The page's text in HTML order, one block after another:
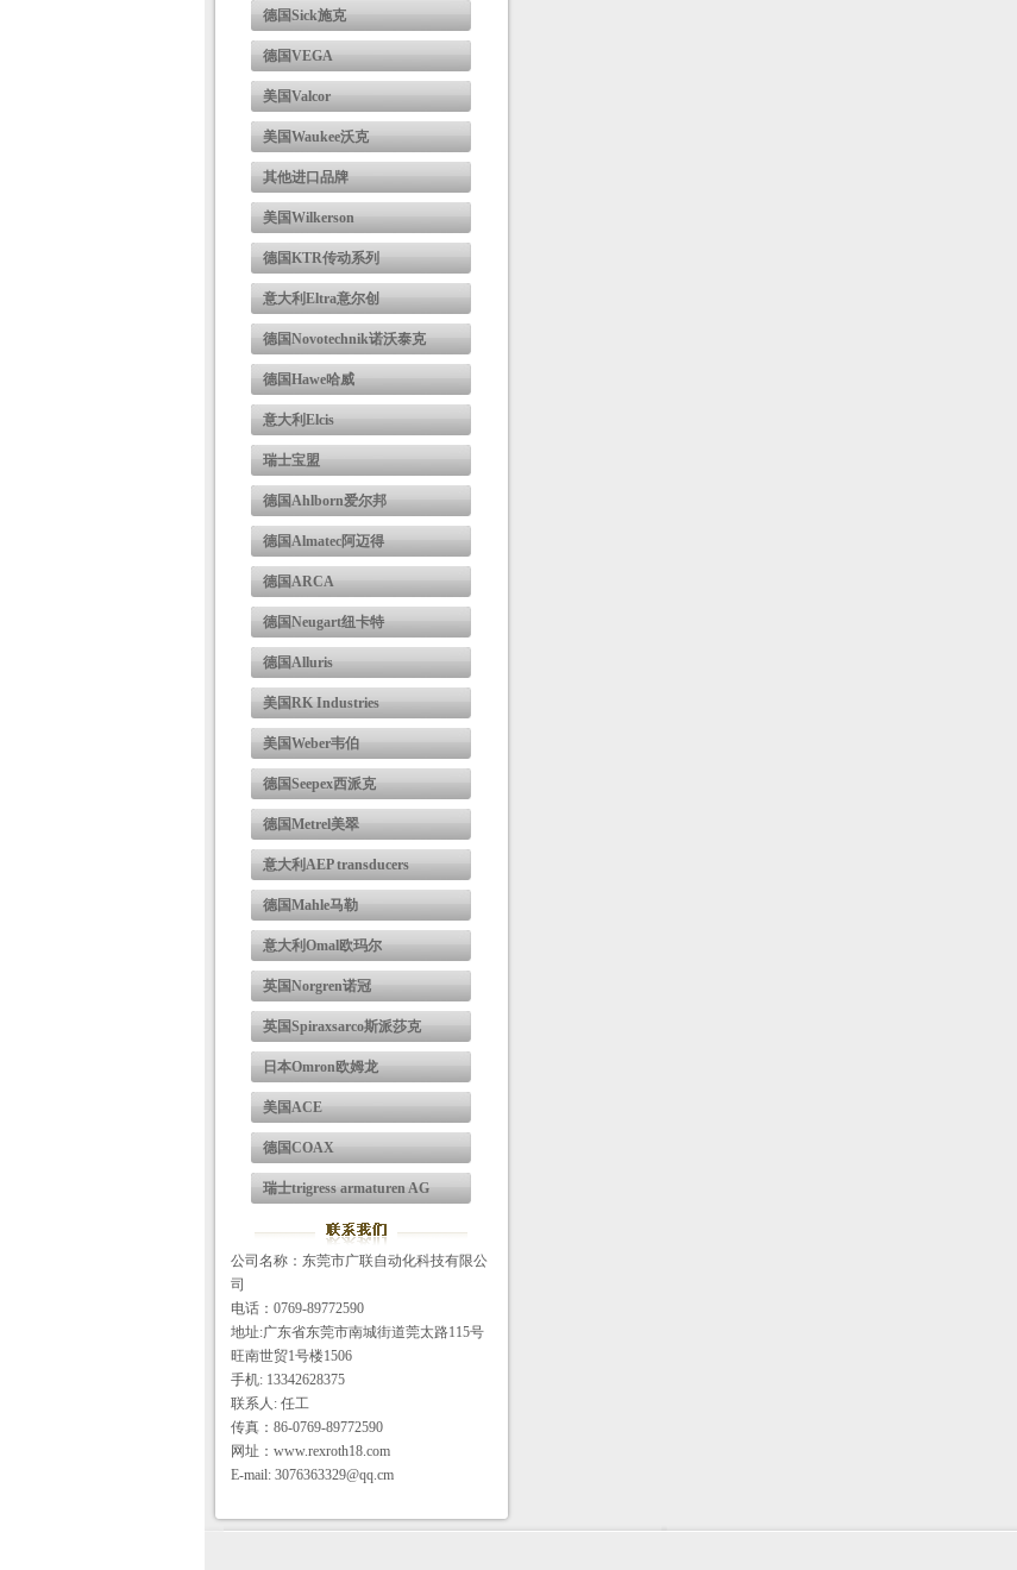
德国Sick施克
德国VEGA
美国Valcor
美国Waukee沃克
其他进口品牌
美国Wilkerson
德国KTR传动系列
意大利Eltra意尔创
德国Novotechnik诺沃泰克
德国Hawe哈威
意大利Elcis
瑞士宝盟
德国Ahlborn爱尔邦
德国Almatec阿迈得
德国ARCA
德国Neugart纽卡特
德国Alluris
美国RK Industries
美国Weber韦伯
德国Seepex西派克
德国Metrel美翠
意大利AEP transducers
德国Mahle马勒
意大利Omal欧玛尔
英国Norgren诺冠
英国Spiraxsarco斯派莎克
日本Omron欧姆龙
美国ACE
德国COAX
瑞士trigress armaturen AG
公司名称：东莞市广联自动化科技有限公
司
电话：0769-89772590
地址:广东省东莞市南城街道莞太路115号
旺南世贸1号楼1506
手机: 13342628375
联系人: 任工
传真：86-0769-89772590
网址：www.rexroth18.com
E-mail: 3076363329@qq.cm